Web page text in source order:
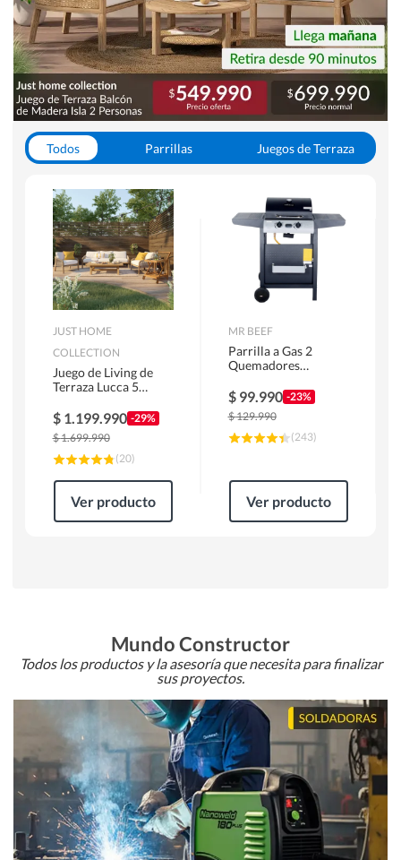
Todos Parrillas
Juegos de Terraza
JUST HOME
COLLECTION
Juego de Living de
Terraza Lucca 5
$ 1.199.990 -29%
$1.699.990
(20)
Ver producto
MR BEEF
Parrilla a Gas 2
Quemadores
$ 99.990 -23%
$129.990
(243)
Ver producto
Mundo Constructor
Todos los productos y la asesoría que necesita para finalizar
sus proyectos.